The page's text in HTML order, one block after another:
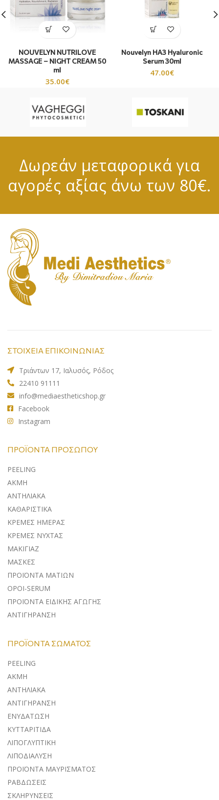
NOUVELYN NUTRILOVE
MASSAGE – NIGHT CREAM 50
ml
35.00€
Nouvelyn HA3 Hyaluronic
Serum 30ml
47.00€
Δωρεάν μεταφορικά για
αγορές αξίας άνω των 80€.
ΣΤΟΙΧΕΙΑ ΕΠΙΚΟΙΝΩΝΙΑΣ
Τριάντων 17, Ιαλυσός, Ρόδος
22410 91111
info@mediaestheticshop.gr
Facebook
Instagram
ΠΡΟΪΌΝΤΑ ΠΡΟΣΏΠΟΥ
PEELING
ΑΚΜΗ
ΑΝΤΗΛΙΑΚA
ΚΑΘΑΡΙΣΤΙΚΑ
ΚΡΕΜΕΣ ΗΜΕΡΑΣ
ΚΡΕΜΕΣ ΝΥΧΤΑΣ
ΜΑΚΙΓΙΑΖ
ΜΑΣΚΕΣ
ΠΡΟΪΟΝΤΑ ΜΑΤΙΩΝ
ΟΡΟΙ-SERUM
ΠΡΟΪΟΝΤΑ ΕΙΔΙΚΗΣ ΑΓΩΓΗΣ
ΑΝΤΙΓΗΡΑΝΣΗ
ΠΡΟΪΌΝΤΑ ΣΏΜΑΤΟΣ
PEELING
ΑΚΜΗ
ΑΝΤΗΛΙΑΚΑ
ΑΝΤΙΓΗΡΑΝΣΗ
ΕΝΥΔΑΤΩΣΗ
ΚΥΤΤΑΡΙΤΙΔΑ
ΛΙΠΟΓΛΥΠΤΙΚΗ
ΛΙΠΟΔΙΑΛΥΣΗ
ΠΡΟΪΟΝΤΑ ΜΑΥΡΙΣΜΑΤΟΣ
ΡΑΒΔΩΣΕΙΣ
ΣΚΛΗΡΥΝΣΕΙΣ